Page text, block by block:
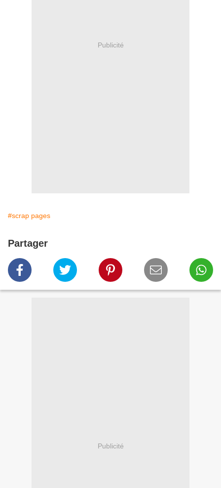
Publicité
#scrap pages
Partager
Publicité